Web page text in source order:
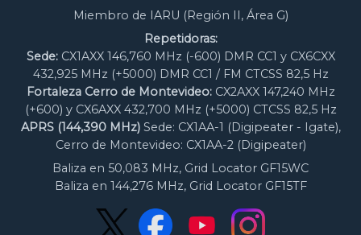
Miembro de IARU (Región II, Área G)
Repetidoras:
Sede:CX1AXX 146,760 MHz (-600) DMR CC1 y CX6CXX
432,925 MHz (+5000) DMR CC1 / FM CTCSS 82,5 Hz
Fortaleza Cerro de Montevideo:CX2AXX 147,240 MHz
(+600) y CX6AXX 432,700 MHz (+5000) CTCSS 82,5 Hz
APRS (144,390 MHz)Sede: CX1AA-1 (Digipeater - Igate),
Cerro de Montevideo: CX1AA-2 (Digipeater)
Baliza en 50,083 MHz, Grid Locator GF15WC
Baliza en 144,276 MHz, Grid Locator GF15TF